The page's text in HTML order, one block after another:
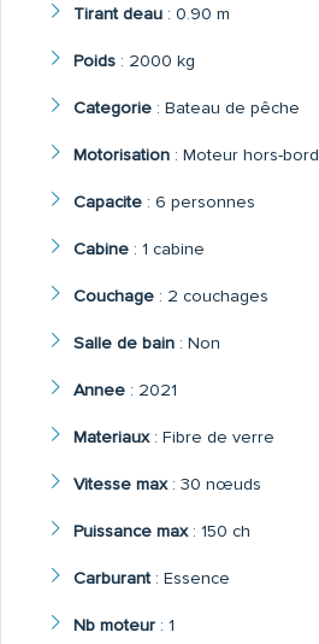
Tirant deau: 0.90 m
Poids: 2000 kg
Categorie: Bateau de pêche
Motorisation: Moteur hors-bord
Capacite: 6 personnes
Cabine: 1 cabine
Couchage: 2 couchages
Salle de bain: Non
Annee: 2021
Materiaux: Fibre de verre
Vitesse max: 30 nœuds
Puissance max: 150 ch
Carburant: Essence
Nb moteur: 1